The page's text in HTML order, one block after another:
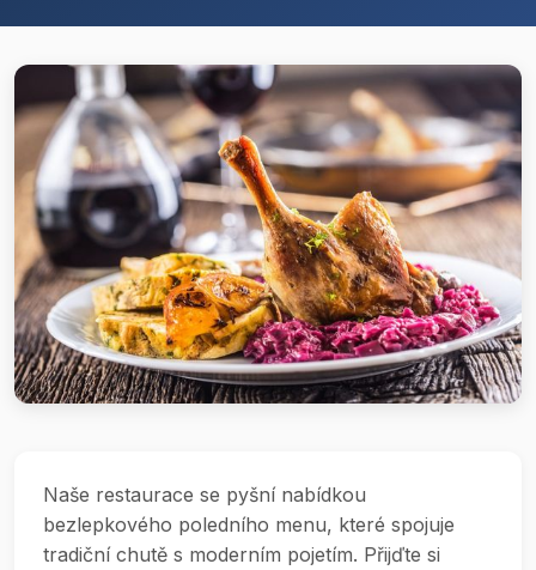
Naše restaurace se pyšní nabídkou
bezlepkového poledního menu, které spojuje
tradiční chutě s moderním pojetím. Přijďte si